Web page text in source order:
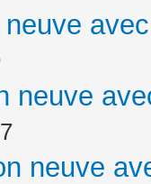
neuve
neuve